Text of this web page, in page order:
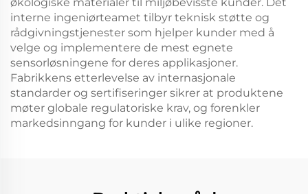
interne ingeniørteamet tilbyr teknisk støtte og
rådgivningstjenester som hjelper kunder med å
velge og implementere de mest egnete
sensorløsningene for deres applikasjoner.
Fabrikkens etterlevelse av internasjonale
standarder og sertifiseringer sikrer at produktene
møter globale regulatoriske krav, og forenkler
markedsinngang for kunder i ulike regioner.